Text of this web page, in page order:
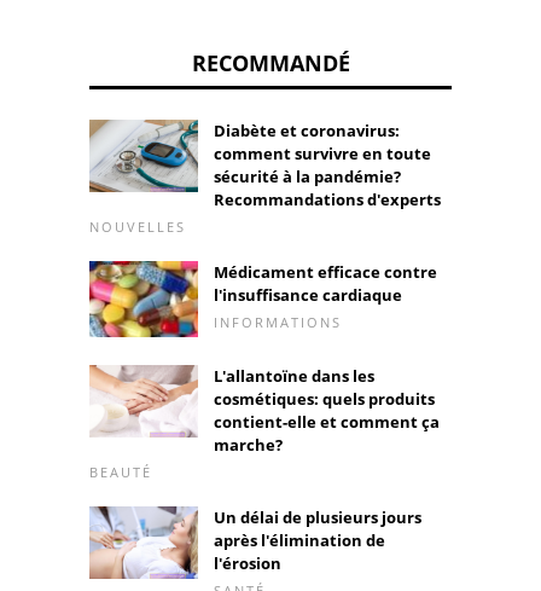
RECOMMANDÉ
Diabète et coronavirus:
comment survivre en toute
sécurité à la pandémie?
Recommandations d'experts
NOUVELLES
Médicament efficace contre
l'insuffisance cardiaque
INFORMATIONS
L'allantoïne dans les
cosmétiques: quels produits
contient-elle et comment ça
marche?
BEAUTÉ
Un délai de plusieurs jours
après l'élimination de
l'érosion